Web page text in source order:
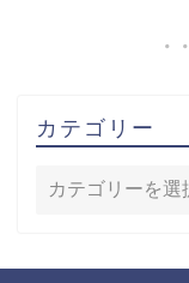
カテゴリー